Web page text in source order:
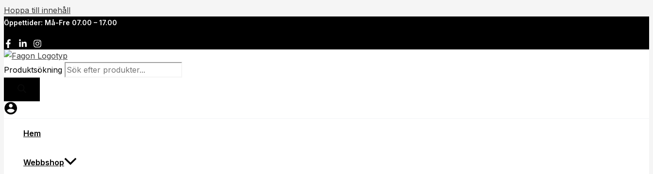
Hoppa till innehåll
Öppettider: Må-Fre 07.00 – 17.00
Produktsökning
Hem
Webbshop